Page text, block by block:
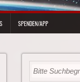
SPENDEN/APP